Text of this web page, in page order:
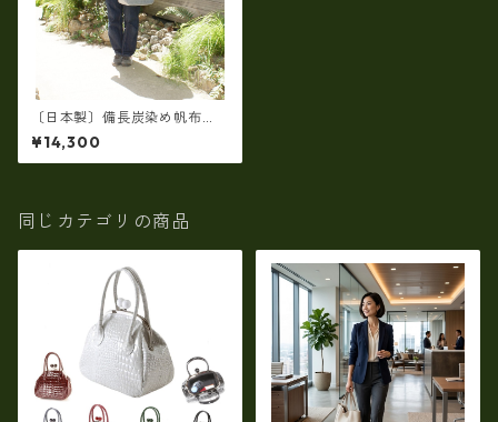
〔日本製〕備長炭染め帆布
（倉敷帆布・タケヤリ社製）
（REAL MIND カーボン）
ユニセックス、横型手提げト
¥14,300
同じカテゴリの商品